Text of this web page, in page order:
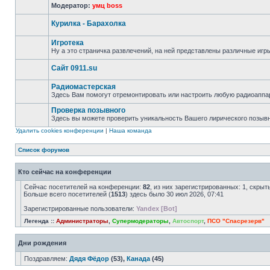
Модератор: умц boss
Курилка - Барахолка
Игротека
Ну а это страничка развлечений, на ней представлены различные
Сайт 0911.su
Радиомастерская
Здесь Вам помогут отремонтировать или настроить любую
Проверка позывного
Здесь вы можете проверить уникальность Вашего лирического
Удалить cookies конференции | Наша команда
Список форумов
Кто сейчас на конференции
Сейчас посетителей на конференции: 82 , из них зарегистрированных: 1,
Больше всего посетителей (1513) здесь было 30 июл 2026, 07:41
Зарегистрированные пользователи: Yandex [Bot]
Легенда :: Администраторы Супермодераторы Автоспорт, ПСО "Спасрезерв"
Дни рождения
Поздравляем: Дядя Фёдор (53), Канада (45)